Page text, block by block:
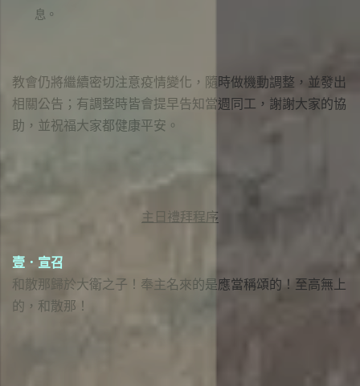
息。
教會仍將繼續密切注意疫情變化，隨時做機動調整，並發出
相關公告；有調整時皆會提早告知當週同工，謝謝大家的協
助，並祝福大家都健康平安。
主日禮拜程序
壹．宣召
和散那歸於大衛之子！奉主名來的是應當稱頌的！至高無上
的，和散那！